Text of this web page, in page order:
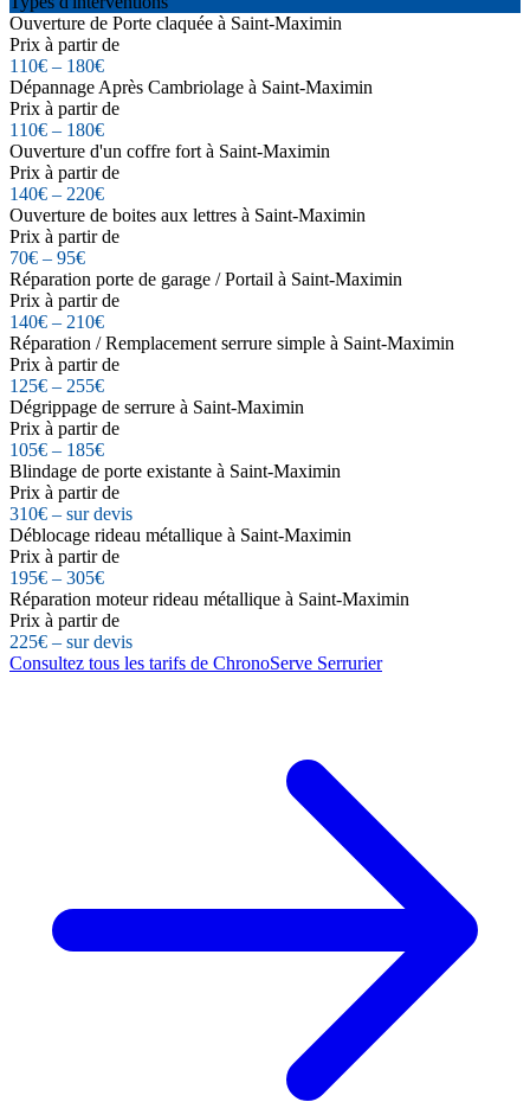
Ouverture de Porte claquée à Saint-Maximin
Prix à partir de
110€ – 180€
Dépannage Après Cambriolage à Saint-Maximin
Prix à partir de
110€ – 180€
Ouverture d'un coffre fort à Saint-Maximin
Prix à partir de
140€ – 220€
Ouverture de boites aux lettres à Saint-Maximin
Prix à partir de
70€ – 95€
Réparation porte de garage / Portail à Saint-Maximin
Prix à partir de
140€ – 210€
Réparation / Remplacement serrure simple à Saint-Maximin
Prix à partir de
125€ – 255€
Dégrippage de serrure à Saint-Maximin
Prix à partir de
105€ – 185€
Blindage de porte existante à Saint-Maximin
Prix à partir de
310€ – sur devis
Déblocage rideau métallique à Saint-Maximin
Prix à partir de
195€ – 305€
Réparation moteur rideau métallique à Saint-Maximin
Prix à partir de
225€ – sur devis
Consultez tous les tarifs de ChronoServe Serrurier